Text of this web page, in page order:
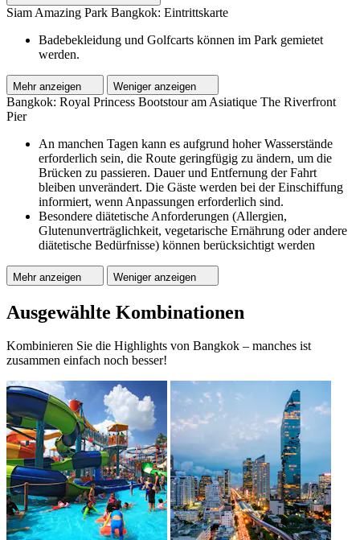
Siam Amazing Park Bangkok: Eintrittskarte
Badebekleidung und Golfcarts können im Park gemietet
werden.
Mehr anzeigen Weniger anzeigen
Bangkok: Royal Princess Bootstour am Asiatique The Riverfront
Pier
An manchen Tagen kann es aufgrund hoher Wasserstände
erforderlich sein, die Route geringfügig zu ändern, um die
Brücken zu passieren. Dauer und Entfernung der Fahrt
bleiben unverändert. Die Gäste werden bei der Einschiffung
informiert, wenn Anpassungen erforderlich sind.
Besondere diätetische Anforderungen (Allergien,
Glutenunverträglichkeit, vegetarische Ernährung oder andere
diätetische Bedürfnisse) können berücksichtigt werden
Mehr anzeigen Weniger anzeigen
Ausgewählte Kombinationen
Kombinieren Sie die Highlights von Bangkok – manches ist
zusammen einfach noch besser!